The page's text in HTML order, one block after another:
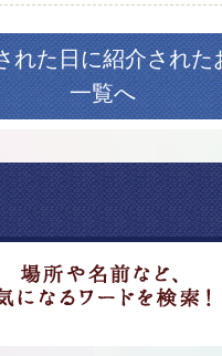
れた日に紹介された
一覧へ